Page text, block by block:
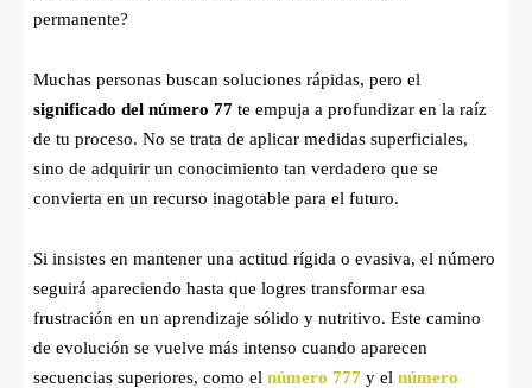
permanente?
Muchas personas buscan soluciones rápidas, pero el
significado del número 77 te empuja a profundizar en la raíz
de tu proceso. No se trata de aplicar medidas superficiales,
sino de adquirir un conocimiento tan verdadero que se
convierta en un recurso inagotable para el futuro.
Si insistes en mantener una actitud rígida o evasiva, el número
seguirá apareciendo hasta que logres transformar esa
frustración en un aprendizaje sólido y nutritivo. Este camino
de evolución se vuelve más intenso cuando aparecen
secuencias superiores, como el número 777 y el número